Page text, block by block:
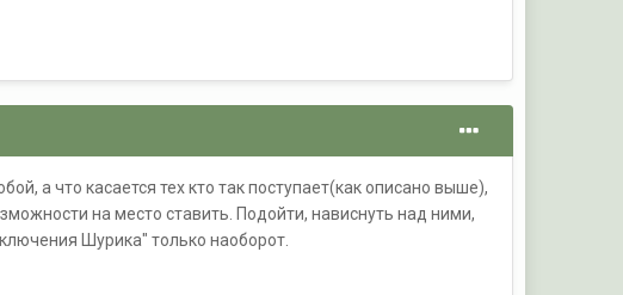
а что касается тех кто так поступает(как описано выше),
на место ставить. Подойти, нависнуть над ними,
Шурика" только наоборот.